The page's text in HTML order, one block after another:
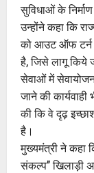
सुविधाओं के
उन्होंने कहा कि
को आउट ऑफ टर्न
है, जिसे लागू किये
सेवाओं में
जाने की
की कि वे दृढ़
है।
मुख्यमंत्री ने कहा
संकल्प’’ खिलाड़ी